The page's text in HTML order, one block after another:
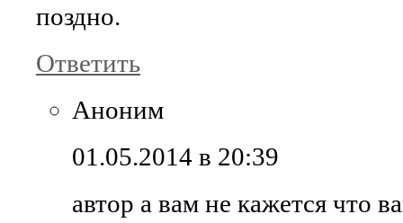
поздно.
Ответить
Аноним
01.05.2014 в 20:39
автор а вам не кажется что